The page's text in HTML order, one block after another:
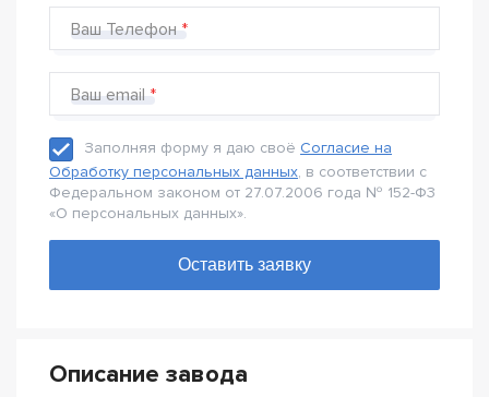
Ваш Телефон
Ваш email
Заполняя форму я даю своё Согласие на
Обработку персональных данных, в соответствии с
Федеральном законом от 27.07.2006 года № 152-Ф3
«О персональных данных».
Описание завода